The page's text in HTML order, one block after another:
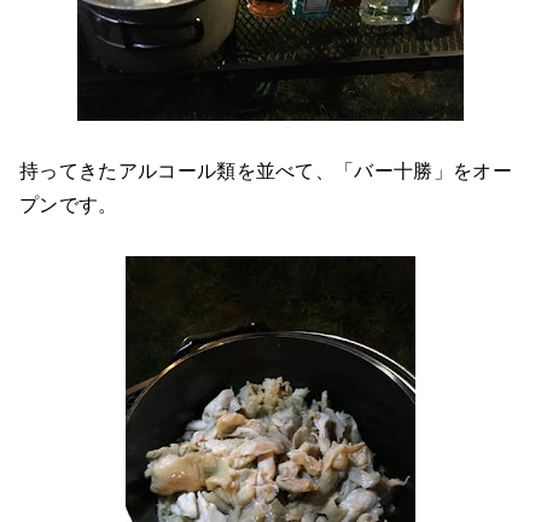
持ってきたアルコール類を並べて、「バー十勝」をオー
プンです。